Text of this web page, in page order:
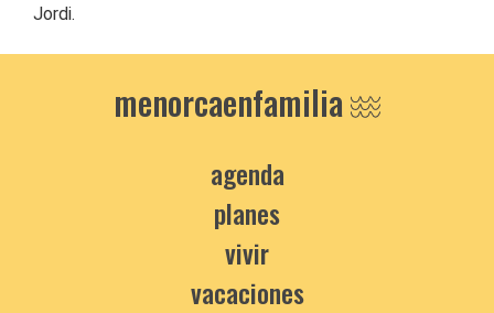
Jordi.
menorcaenfamilia
agenda
planes
vivir
vacaciones